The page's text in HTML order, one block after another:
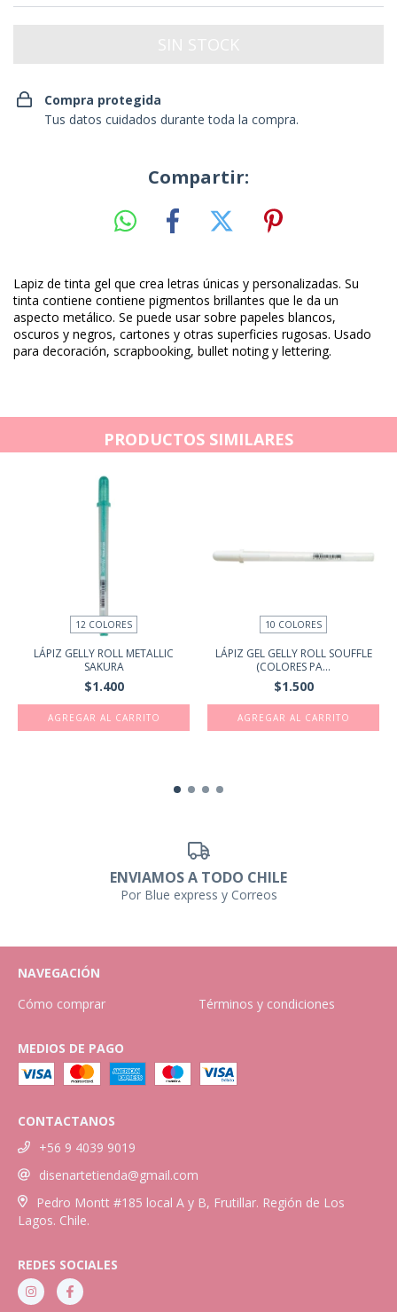
Compra protegida
Tus datos cuidados durante toda la compra.
Compartir:
Lapiz de tinta gel que crea letras únicas y personalizadas. Su
tinta contiene contiene pigmentos brillantes que le da un
aspecto metálico. Se puede usar sobre papeles blancos,
oscuros y negros, cartones y otras superficies rugosas. Usado
para decoración, scrapbooking, bullet noting y lettering.
PRODUCTOS SIMILARES
12 COLORES
LÁPIZ GELLY ROLL METALLIC
SAKURA
$1.400
AGREGAR AL CARRITO
10 COLORES
LÁPIZ GEL GELLY ROLL SOUFFLE
(COLORES PA...
$1.500
AGREGAR AL CARRITO
ENVIAMOS A TODO CHILE
Por Blue express y Correos
NAVEGACIÓN
Cómo comprar
Términos y condiciones
MEDIOS DE PAGO
CONTACTANOS
+56 9 4039 9019
disenartetienda@gmail.com
Pedro Montt #185 local A y B, Frutillar. Región de Los
Lagos. Chile.
REDES SOCIALES